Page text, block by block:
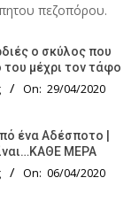
πεζοπόρου.
ο σκύλος που
μέχρι τον τάφο
On: 29/04/2020
ένα Αδέσποτο |
ΜΕΡΑ
On: 06/04/2020